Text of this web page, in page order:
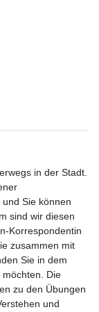
in der Stadt.
Sie können
sind wir diesen
Korrespondentin
zusammen mit
Sie in dem
möchten. Die
zu den Übungen
und